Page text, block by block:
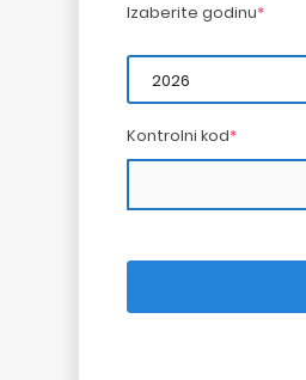
Izaberite godinu*
Kontrolni kod*